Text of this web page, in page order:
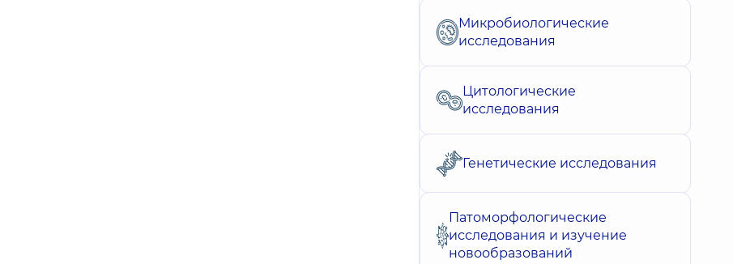
Микробиологические
исследования
Цитологические
исследования
Генетические исследования
Патоморфологические
исследования и изучение
новообразований